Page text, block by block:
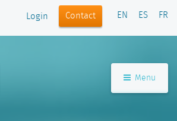
Login Contact EN ES FR
Menu